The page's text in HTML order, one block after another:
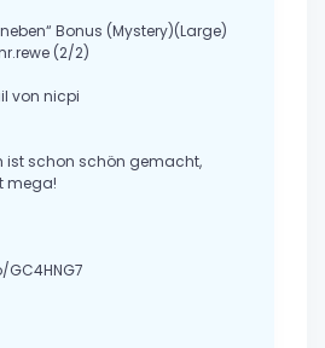
Bonus (Mystery)(Large)
(2/2)
von nicpi
ist schon schön gemacht,
mega!